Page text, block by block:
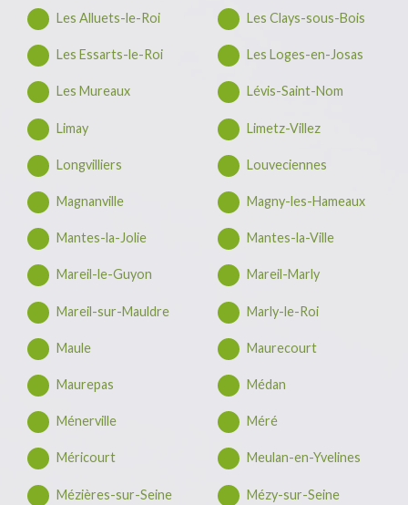
Les Alluets-le-Roi Les Clays-sous-Bois
Les Essarts-le-Roi Les Loges-en-Josas
Les Mureaux Lévis-Saint-Nom
Limay Limetz-Villez
Longvilliers Louveciennes
Magnanville Magny-les-Hameaux
Mantes-la-Jolie Mantes-la-Ville
Mareil-le-Guyon Mareil-Marly
Mareil-sur-Mauldre Marly-le-Roi
Maule Maurecourt
Maurepas Médan
Ménerville Méré
Méricourt Meulan-en-Yvelines
Mézières-sur-Seine Mézy-sur-Seine